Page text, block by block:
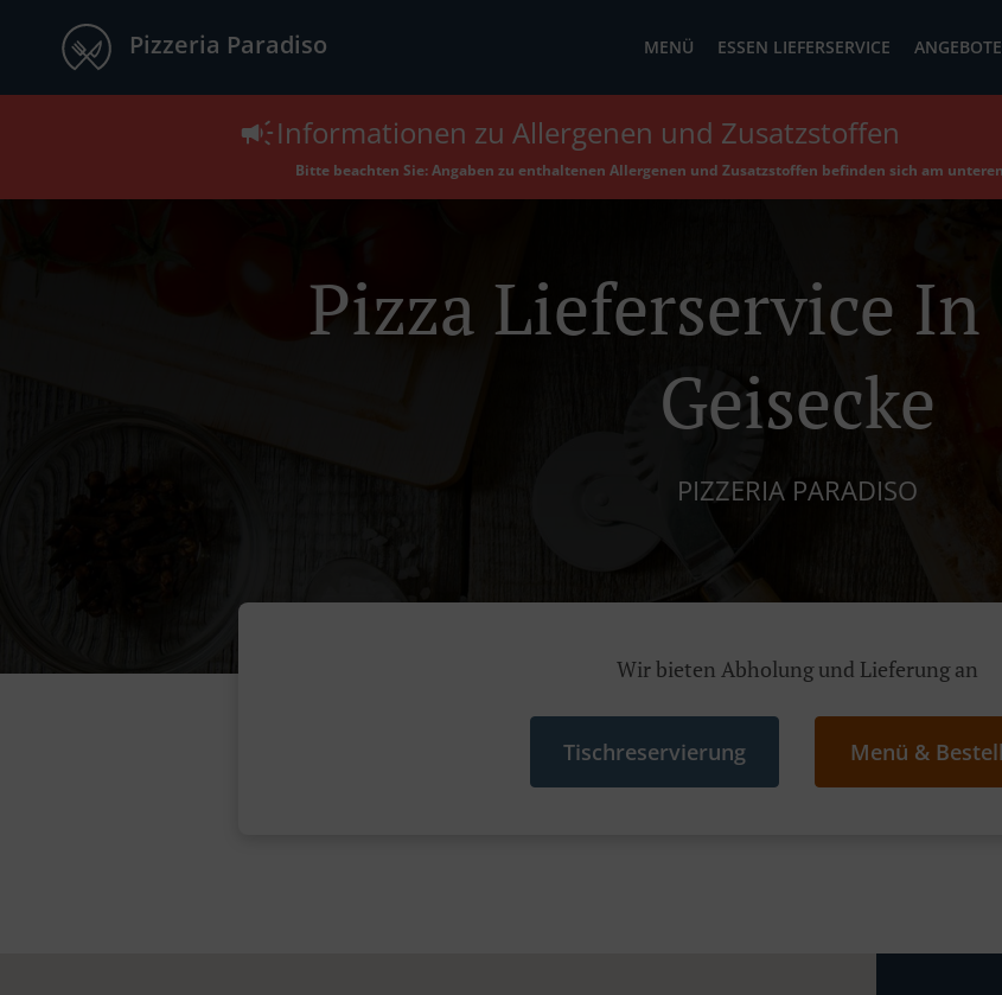
Pizzeria Paradiso MENÜ ESSEN LIEFERSERVICE ANGEBOTE
Informationen zu Allergenen und Zusatzstoffen
Bitte beachten Sie: Angaben zu enthaltenen Allergenen und Zusatzstoffen befinden sich am
Pizza Lieferservice In
Geisecke
PIZZERIA PARADISO
Wir bieten Abholung und Lieferung an
Tischreservierung Menü &